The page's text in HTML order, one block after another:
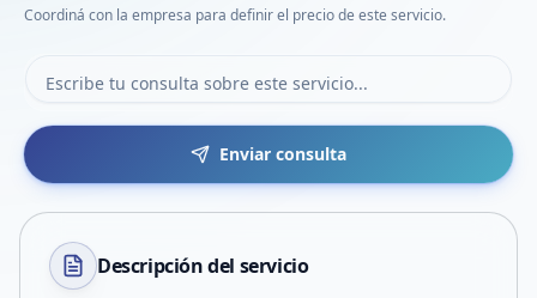
Coordiná con la empresa para definir el precio de este servicio.
Enviar consulta
Descripción del servicio